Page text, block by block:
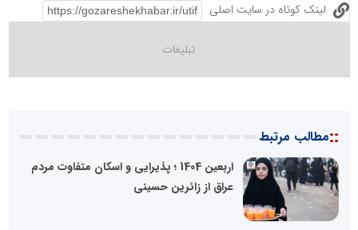
لینک کوتاه در سایت اصلی
::مطالب مرتبط
اربعین 1404 ؛ پذیرایی و اسکان متفاوت مردم
عراق از زائرین حسینی